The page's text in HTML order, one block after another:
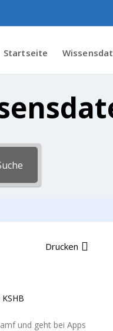
Startseite
Drucken
und geht bei Apps